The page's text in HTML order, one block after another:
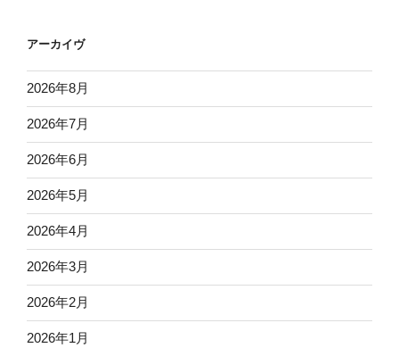
アーカイヴ
2026年8月
2026年7月
2026年6月
2026年5月
2026年4月
2026年3月
2026年2月
2026年1月